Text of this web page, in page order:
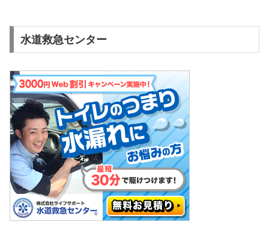
水道救急センター